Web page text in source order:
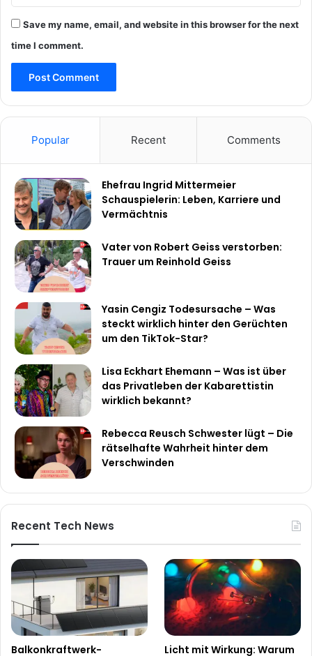
Save my name, email, and website in this browser for the next
time I comment.
Popular Recent Comments
Ehefrau Ingrid Mittermeier
Schauspielerin: Leben, Karriere und
Vermächtnis
Vater von Robert Geiss verstorben:
Trauer um Reinhold Geiss
Yasin Cengiz Todesursache – Was
steckt wirklich hinter den Gerüchten
um den TikTok-Star?
Lisa Eckhart Ehemann – Was ist über
das Privatleben der Kabarettistin
wirklich bekannt?
Rebecca Reusch Schwester lügt – Die
rätselhafte Wahrheit hinter dem
Verschwinden
Recent Tech News
Balkonkraftwerk-
Licht mit Wirkung: Warum